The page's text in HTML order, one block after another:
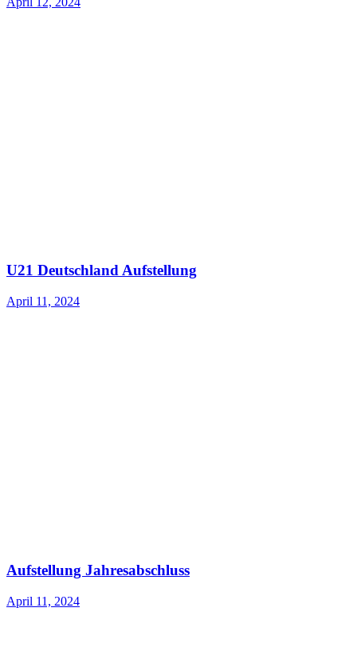
U21 Deutschland Aufstellung
April 11, 2024
Aufstellung Jahresabschluss
April 11, 2024